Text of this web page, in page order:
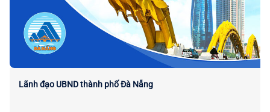
Lãnh đạo UBND thành phố Đà Nẵng